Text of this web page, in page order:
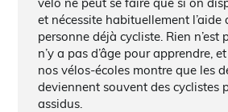
et nécessite habituellement l’aide
personne déjà cycliste. Rien n’est
n’y a pas d’âge pour apprendre,
nos vélos-écoles montre que les
deviennent souvent des cyclistes
assidus.